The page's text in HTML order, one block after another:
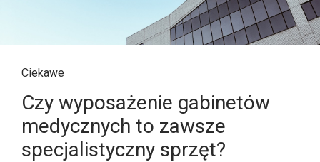
Ciekawe
Czy wyposażenie gabinetów
medycznych to zawsze
specjalistyczny sprzęt?